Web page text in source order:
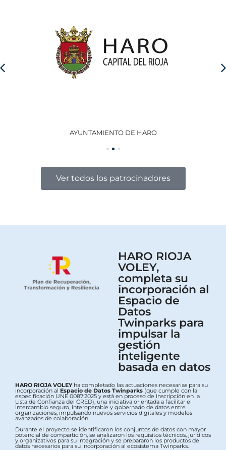
AYUNTAMIENTO DE HARO
Ver todos los patrocinadores
HARO RIOJA
VOLEY,
completa su
incorporación al
Espacio de
Datos
Twinparks para
impulsar la
gestión
inteligente
basada en datos
HARO RIOJA VOLEYha completado las actuaciones necesarias para su
incorporación al Espacio de Datos Twinparks (que cumple con la
especificación UNE 0087:2025 y está en proceso de inscripción en la
Lista de Confianza del CRED), una iniciativa orientada a facilitar el
intercambio seguro, interoperable y gobernado de datos entre
organizaciones, impulsando nuevos servicios digitales y modelos
avanzados de colaboración.
Durante el proyecto se identificaron los conjuntos de datos con mayor
potencial de compartición, se analizaron los requisitos técnicos, jurídicos
y organizativos para su integración y se prepararon los productos de
datos necesarios para su incorporación al ecosistema Twinparks.